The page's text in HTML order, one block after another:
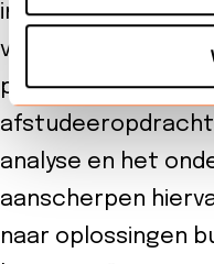
in de opleiding,
vond ik toch het
praktijkprobleem –
analyse en het
aanscherpen
naar oplossingen